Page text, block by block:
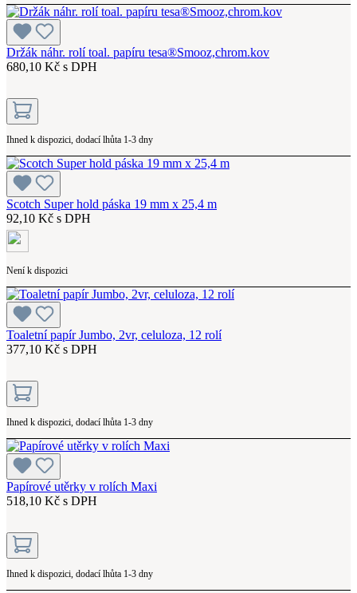
Držák náhr. rolí toal. papíru tesa®Smooz,chrom.kov
680,10 Kč s DPH
Ihned k dispozici, dodací lhůta 1-3 dny
Scotch Super hold páska 19 mm x 25,4 m
92,10 Kč s DPH
Není k dispozici
Toaletní papír Jumbo, 2vr, celuloza, 12 rolí
377,10 Kč s DPH
Ihned k dispozici, dodací lhůta 1-3 dny
Papírové utěrky v rolích Maxi
518,10 Kč s DPH
Ihned k dispozici, dodací lhůta 1-3 dny